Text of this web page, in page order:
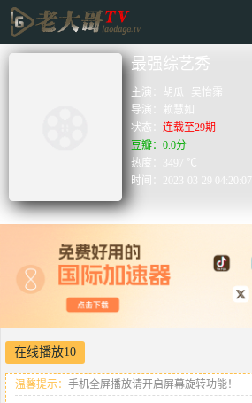
最强综艺秀
主演： 胡瓜
吴怡霈
导演： 赖慧如
状态：连载至29期
豆瓣：0.0分
热度：3497 ℃
时间： 2023-03-29 04:20:07
在线播放10
温馨提示： 手机全屏播放请开启屏幕旋转功能！